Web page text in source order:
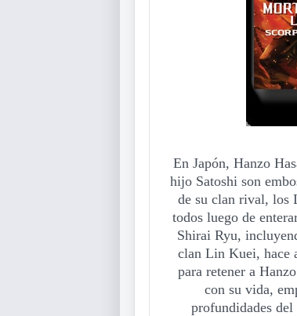
En Japón, Hanzo
hijo Satoshi son
de su clan rival, los
todos luego de
Shirai Ryu,
clan Lin Kuei, hace
para retener a
con su vida,
profundidades